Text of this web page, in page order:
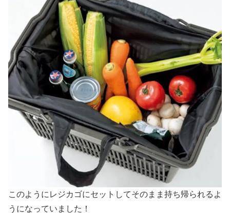
このようにレジカゴにセットしてそのまま持ち帰られるよ
うになっていました！